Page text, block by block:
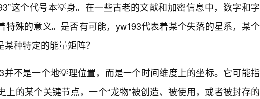
这个代号本💡身。在一些古老的文献和加密信息中，数字和字
特殊的意义。是否有可能，yw193代表着某个失落的星系，某个
种特定的能量矩阵？
并不是一个地💡理位置，而是一个时间维度上的坐标。它可能指
上的某个关键节点，一个“龙物”被创造、被使用，或者被封存的